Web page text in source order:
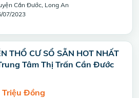
Cần Đước, Long An
07/2023
THỔ CƯ SỔ SẴN HOT NHẤT
Tâm Thị Trấn Cần Đước
Triệu Đồng